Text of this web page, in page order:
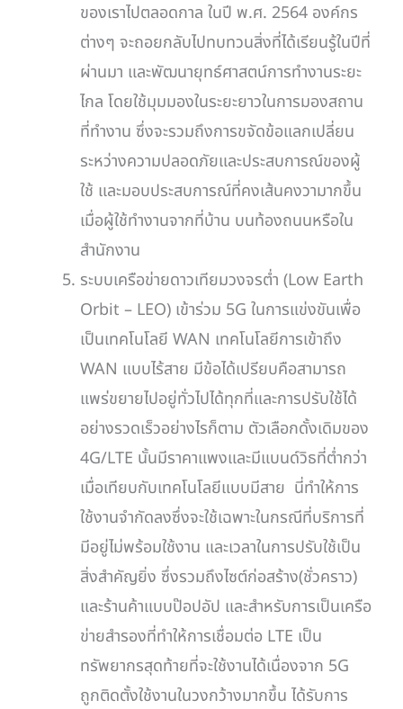
ของเราไปตลอดกาล ในปี พ.ศ. 2564 องค์กร
ต่างๆ จะถอยกลับไปทบทวนสิ่งที่ได้เรียนรู้ในปีที่
ผ่านมา และพัฒนายุทธ์ศาสตน์การทำงานระยะ
ไกล โดยใช้มุมมองในระยะยาวในการมองสถาน
ที่ทำงาน ซึ่งจะรวมถึงการขจัดข้อแลกเปลี่ยน
ระหว่างความปลอดภัยและประสบการณ์ของผู้
ใช้ และมอบประสบการณ์ที่คงเส้นคงวามากขึ้น
เมื่อผู้ใช้ทำงานจากที่บ้าน บนท้องถนนหรือใน
สำนักงาน
ระบบเครือข่ายดาวเทียมวงจรต่ำ (Low Earth
Orbit – LEO) เข้าร่วม 5G ในการแข่งขันเพื่อ
เป็นเทคโนโลยี WAN เทคโนโลยีการเข้าถึง
WAN แบบไร้สาย มีข้อได้เปรียบคือสามารถ
แพร่ขยายไปอยู่ทั่วไปได้ทุกที่และการปรับใช้ได้
อย่างรวดเร็วอย่างไรก็ตาม ตัวเลือกดั้งเดิมของ
4G/LTE นั้นมีราคาแพงและมีแบนด์วิธที่ต่ำกว่า
เมื่อเทียบกับเทคโนโลยีแบบมีสาย นี่ทำให้การ
ใช้งานจำกัดลงซึ่งจะใช้เฉพาะในกรณีที่บริการที่
มีอยู่ไม่พร้อมใช้งาน และเวลาในการปรับใช้เป็น
สิ่งสำคัญยิ่ง ซึ่งรวมถึงไซต์ก่อสร้าง(ชั่วคราว)
และร้านค้าแบบป๊อปอัป และสำหรับการเป็นเครือ
ข่ายสำรองที่ทำให้การเชื่อมต่อ LTE เป็น
ทรัพยากรสุดท้ายที่จะใช้งานได้เนื่องจาก 5G
ถูกติดตั้งใช้งานในวงกว้างมากขึ้น ได้รับการ